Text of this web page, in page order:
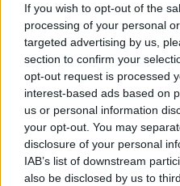
If you wish to opt-out of the
processing of your personal
targeted advertising by us,
section to confirm your
opt-out request is processed
interest-based ads based on
us or personal information
your opt-out. You may
disclosure of your personal
IAB’s list of downstream
also be disclosed by us to
batalla. Viktoriya elevaba
para acabar dándole la
así con su primer torneo
16 de su palmarés.